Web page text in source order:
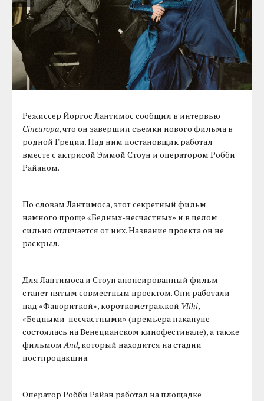
Режиссер Йоргос Лантимос сообщил в интервью
Cineuropa, что он завершил съемки нового фильма в
родной Греции. Над ним постановщик работал
вместе с актрисой Эммой Стоун и оператором Робби
Райаном.
По словам Лантимоса, этот секретный фильм
намного проще «Бедных-несчастных» и в целом
сильно отличается от них. Название проекта он не
раскрыл.
Для Лантимоса и Стоун анонсированный фильм
станет пятым совместным проектом. Они работали
над «Фавориткой», короткометражкой Vlihi,
«Бедными-несчастными» (премьера накануне
состоялась на Венецианском кинофестивале), а также
фильмомAnd, который находится на стадии
постпродакшна.
Оператор Робби Райан работал на площадке